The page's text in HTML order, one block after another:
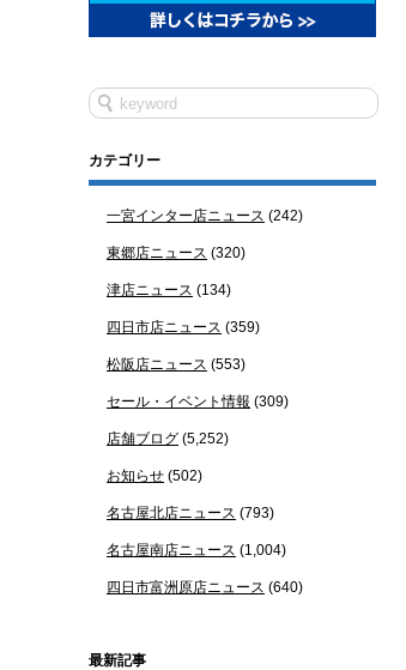
カテゴリー
一宮インター店ニュース (242)
東郷店ニュース (320)
津店ニュース (134)
四日市店ニュース (359)
松阪店ニュース (553)
セール・イベント情報 (309)
店舗ブログ (5,252)
お知らせ (502)
名古屋北店ニュース (793)
名古屋南店ニュース (1,004)
四日市富洲原店ニュース (640)
最新記事